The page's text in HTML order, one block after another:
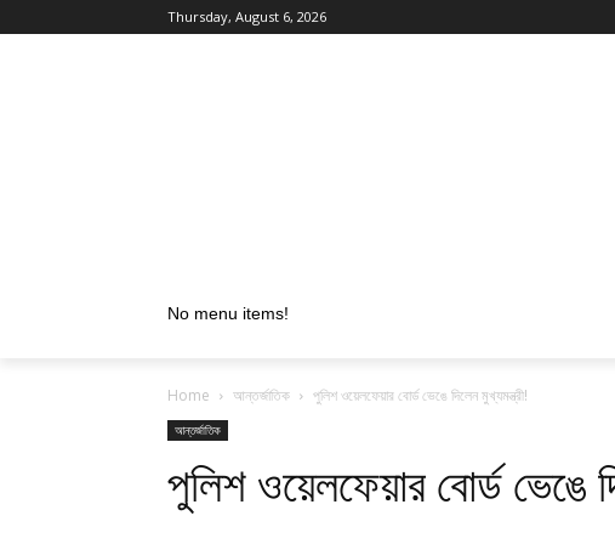
Thursday, August 6, 2026
No menu items!
Home আন্তর্জাতিক পুলিশ ওয়েলফেয়ার বোর্ড ভেঙে দিলেন মুখ্যমন্ত্রী!
আন্তর্জাতিক
পুলিশ ওয়েলফেয়ার বোর্ড ভেঙে